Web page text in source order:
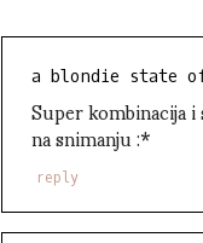
a blondie state
Super
na snimanju :*
reply